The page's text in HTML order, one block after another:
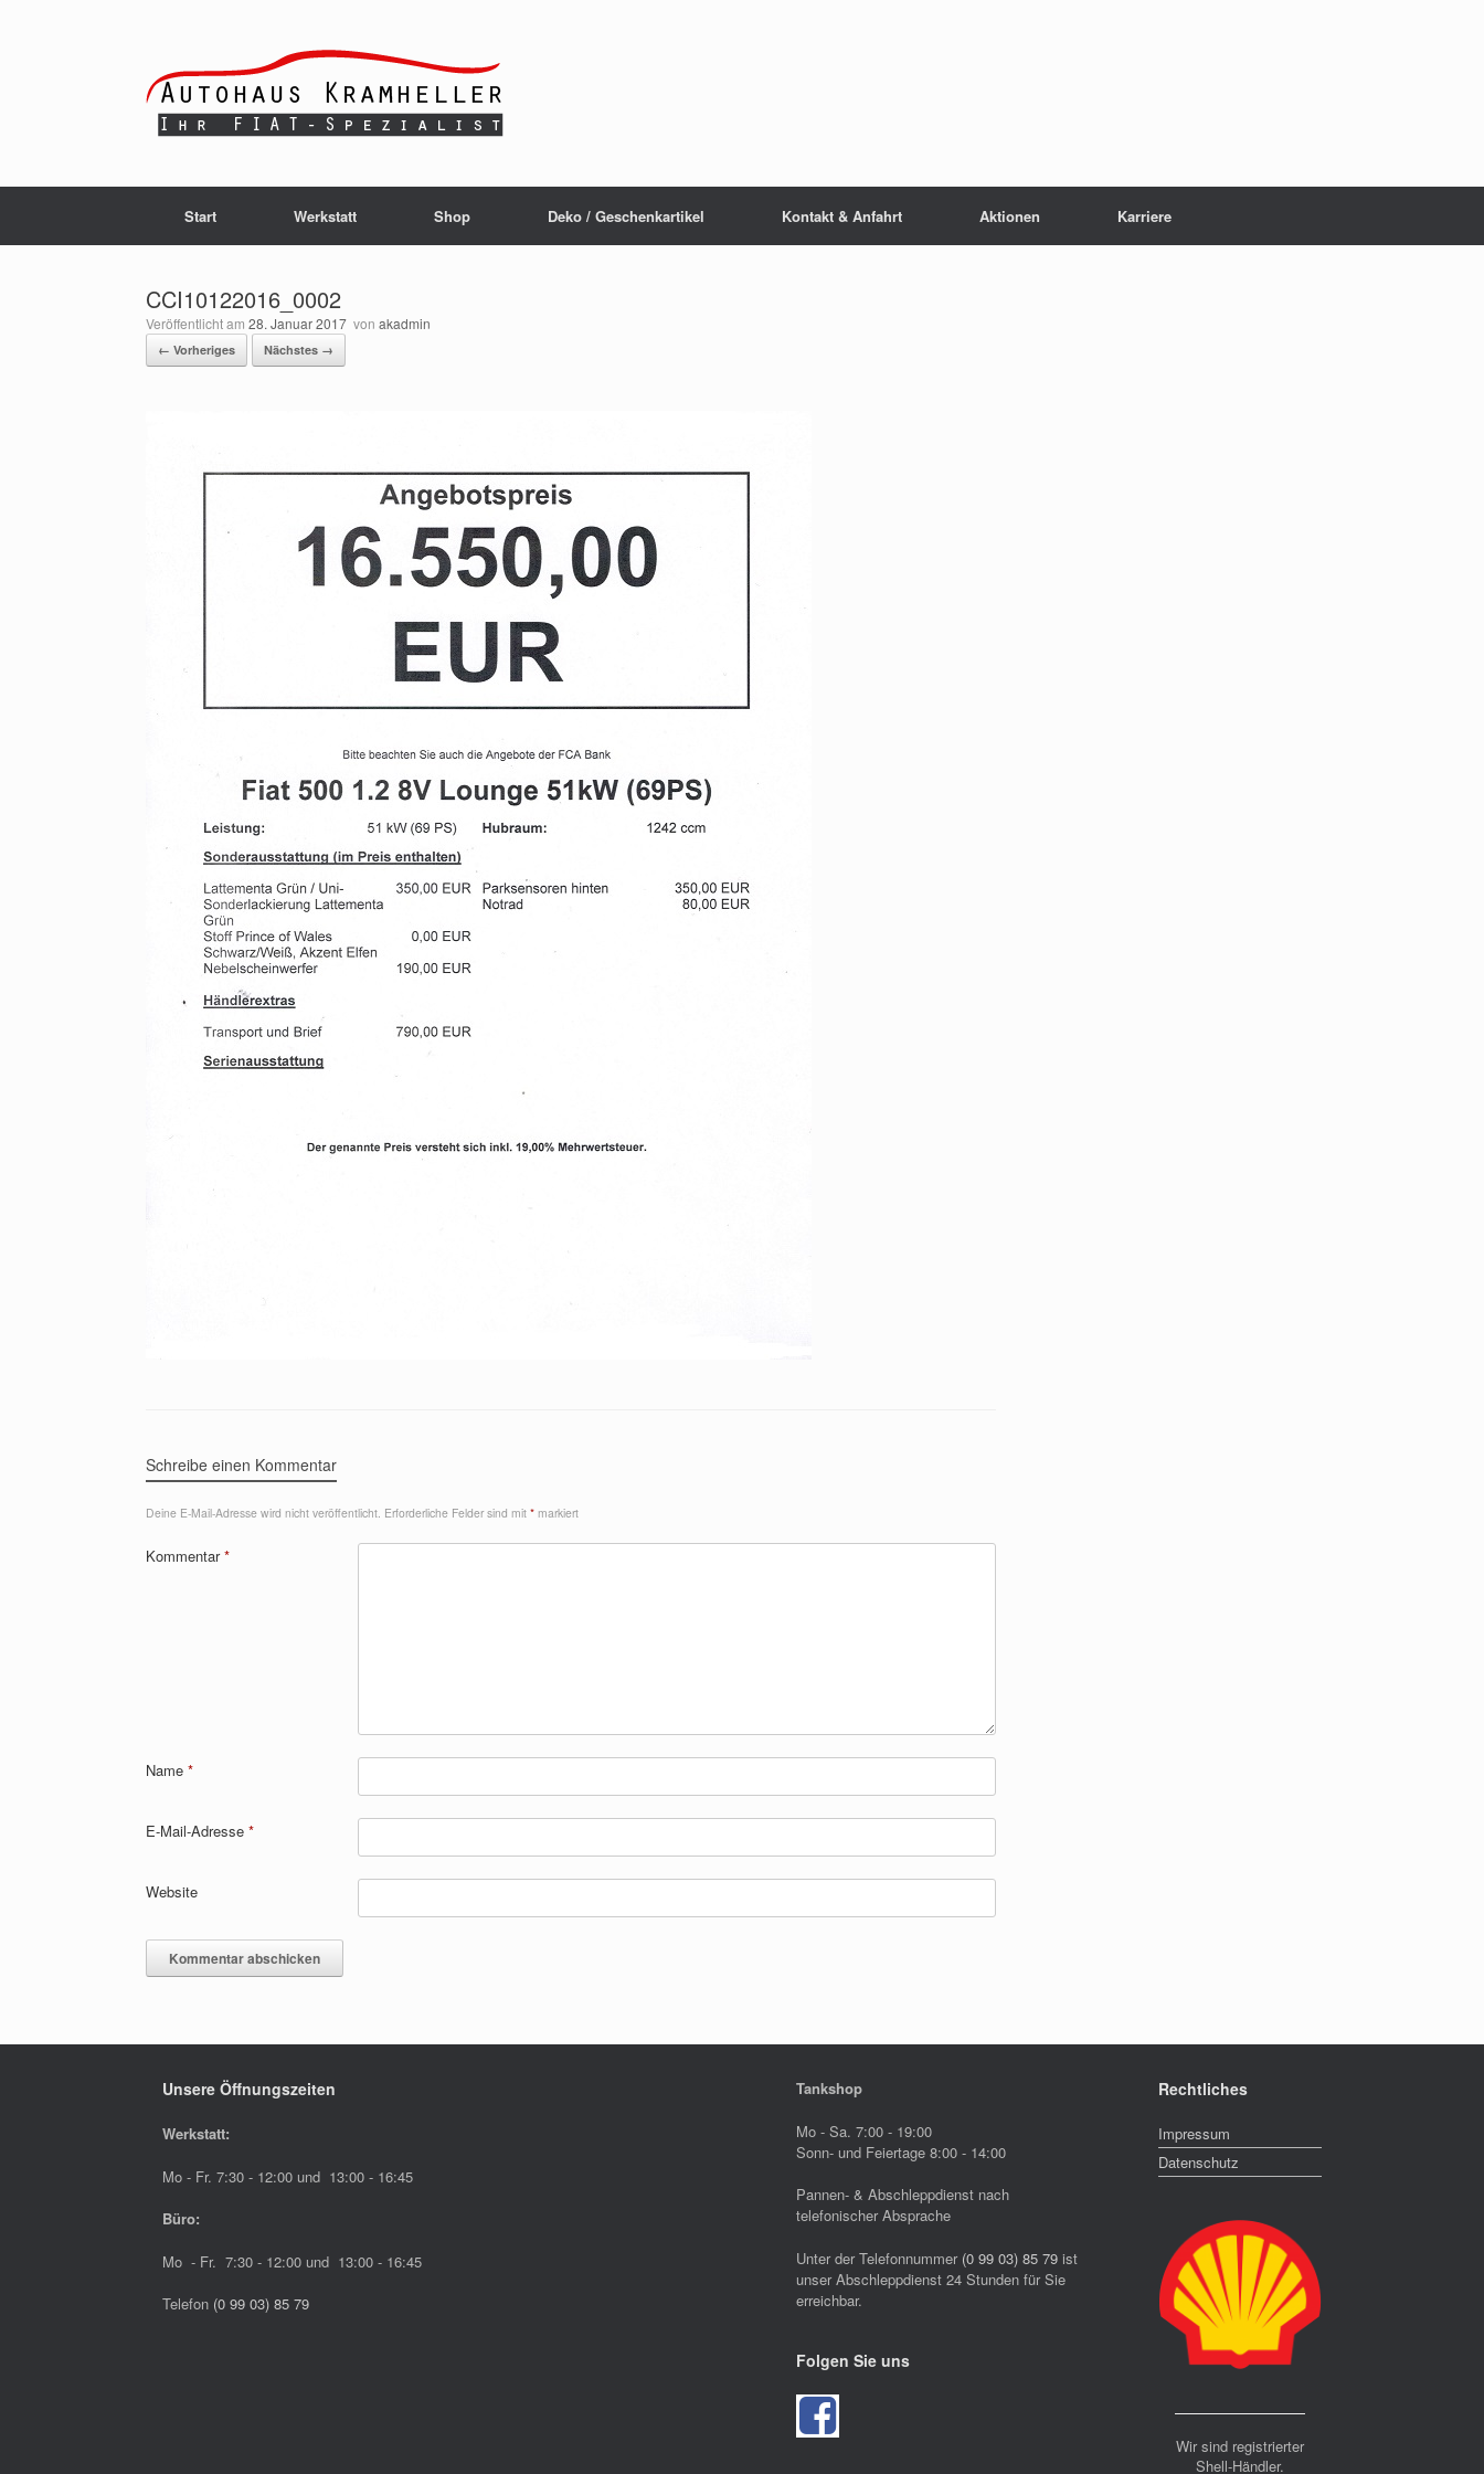
Start Werkstatt Shop Deko / Geschenkartikel Kontakt & Anfahrt Aktionen Karriere
CCI10122016_0002
Veröffentlicht am 28. Januar 2017 von akadmin
← Vorheriges Nächstes →
Schreibe einen Kommentar
Deine E-Mail-Adresse wird nicht veröffentlicht. Erforderliche Felder sind mit * markiert
Kommentar*
Name *
E-Mail-Adresse *
Website
Unsere Öffnungszeiten
Werkstatt:
Mo - Fr. 7:30 - 12:00 und 13:00 - 16:45
Büro:
Mo - Fr. 7:30 - 12:00 und 13:00 - 16:45
Telefon (0 99 03) 85 79
Tankshop
Mo - Sa. 7:00 - 19:00
Sonn- und Feiertage 8:00 - 14:00
Pannen- & Abschleppdienst nach
telefonischer Absprache
Unter der Telefonnummer (0 99 03) 85 79ist
unser Abschleppdienst 24 Stunden für Sie
erreichbar.
Folgen Sie uns
Rechtliches
Impressum
Datenschutz
Wir sind registrierter
Shell-Händler.